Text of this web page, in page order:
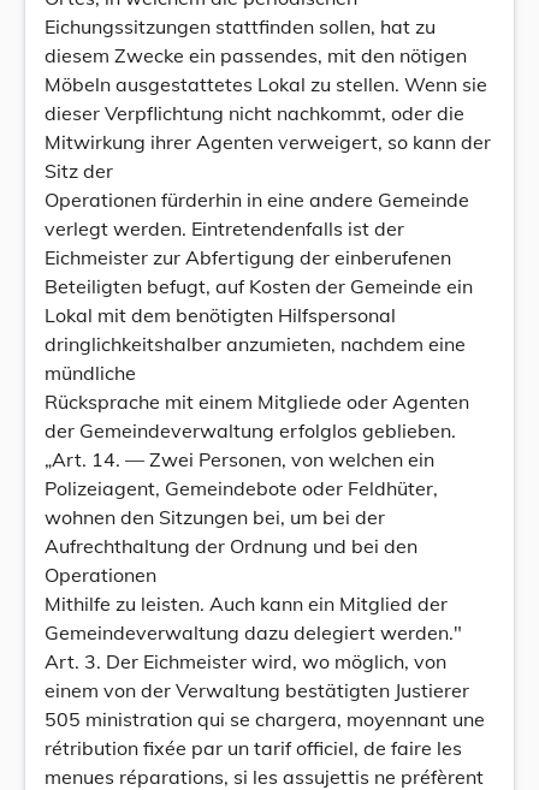
Eichungssitzungen stattfinden sollen, hat zu
diesem Zwecke ein passendes, mit den nötigen
Möbeln ausgestattetes Lokal zu stellen. Wenn sie
dieser Verpflichtung nicht nachkommt, oder die
Mitwirkung ihrer Agenten verweigert, so kann der
Sitz der
Operationen fürderhin in eine andere Gemeinde
verlegt werden. Eintretendenfalls ist der
Eichmeister zur Abfertigung der einberufenen
Beteiligten befugt, auf Kosten der Gemeinde ein
Lokal mit dem benötigten Hilfspersonal
dringlichkeitshalber anzumieten, nachdem eine
mündliche
Rücksprache mit einem Mitgliede oder Agenten
der Gemeindeverwaltung erfolglos geblieben.
„Art. 14. — Zwei Personen, von welchen ein
Polizeiagent, Gemeindebote oder Feldhüter,
wohnen den Sitzungen bei, um bei der
Aufrechthaltung der Ordnung und bei den
Operationen
Mithilfe zu leisten. Auch kann ein Mitglied der
Gemeindeverwaltung dazu delegiert werden."
Art. 3. Der Eichmeister wird, wo möglich, von
einem von der Verwaltung bestätigten Justierer
505 ministration qui se chargera, moyennant une
rétribution fixée par un tarif officiel, de faire les
menues réparations, si les assujettis ne préfèrent